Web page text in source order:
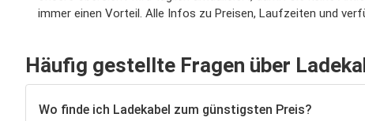
immer einen Vorteil. Alle Infos zu Preisen, Laufzeiten und
Häufig gestellte Fragen über
Wo finde ich Ladekabel zum günstigsten Preis?